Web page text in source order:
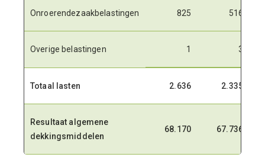
Onroerendezaakbelastingen 825 516
Overige belastingen 1 3
Totaal lasten 2.636 2.335
Resultaat algemene
dekkingsmiddelen
68.170 67.736